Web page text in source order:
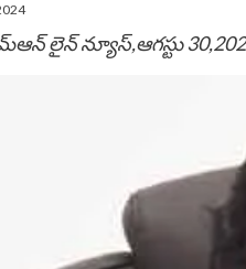
న్యూస్,ఆగస్టు